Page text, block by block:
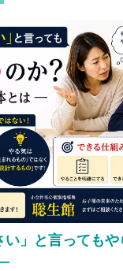
学受験指導
習指導
験指導
&大学受験対策
宅型個別学習指導
ための学習指導
未就学児の療育
い」と言っても